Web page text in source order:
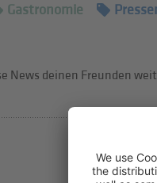
Gastronomie
News deinen Freunden